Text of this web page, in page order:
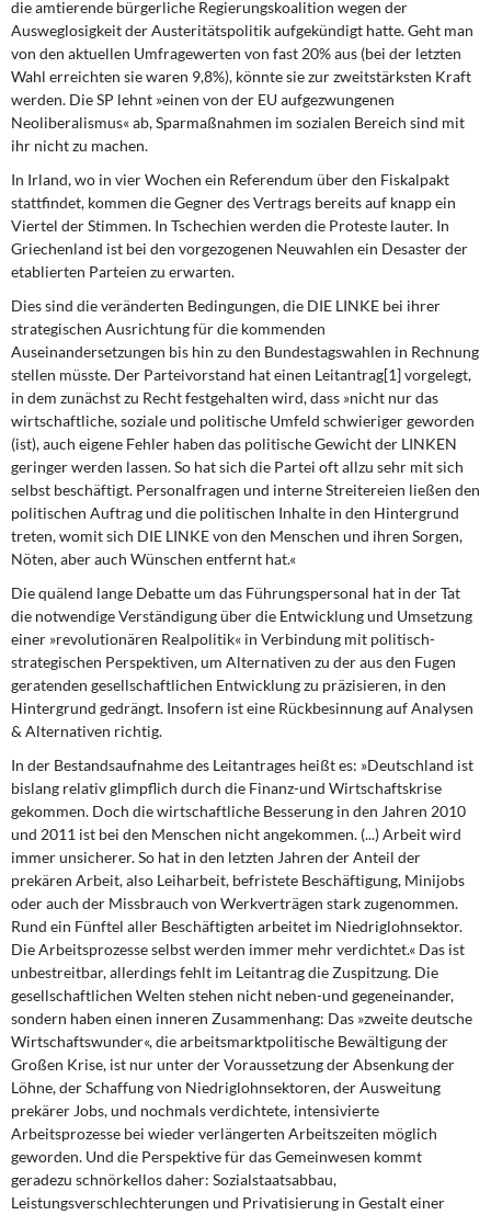
die amtierende bürgerliche Regierungskoalition wegen der
Ausweglosigkeit der Austeritätspolitik aufgekündigt hatte. Geht man
von den aktuellen Umfragewerten von fast 20% aus (bei der letzten
Wahl erreichten sie waren 9,8%), könnte sie zur zweitstärksten Kraft
werden. Die SP lehnt »einen von der EU aufgezwungenen
Neoliberalismus« ab, Sparmaßnahmen im sozialen Bereich sind mit
ihr nicht zu machen.
In Irland, wo in vier Wochen ein Referendum über den Fiskalpakt
stattfindet, kommen die Gegner des Vertrags bereits auf knapp ein
Viertel der Stimmen. In Tschechien werden die Proteste lauter. In
Griechenland ist bei den vorgezogenen Neuwahlen ein Desaster der
etablierten Parteien zu erwarten.
Dies sind die veränderten Bedingungen,die DIE LINKE bei ihrer
strategischen Ausrichtung für die kommenden
Auseinandersetzungen bis hin zu den Bundestagswahlen in Rechnung
stellen müsste. Der Parteivorstand hat einen Leitantrag[1] vorgelegt,
in dem zunächst zu Recht festgehalten wird, dass »nicht nur das
wirtschaftliche, soziale und politische Umfeld schwieriger geworden
(ist), auch eigene Fehler haben das politische Gewicht der LINKEN
geringer werden lassen. So hat sich die Partei oft allzu sehr mit sich
selbst beschäftigt. Personalfragen und interne Streitereien ließen den
politischen Auftrag und die politischen Inhalte in den Hintergrund
treten, womit sich DIE LINKE von den Menschen und ihren Sorgen,
Nöten, aber auch Wünschen entfernt hat.«
Die quälend lange Debatte um das Führungspersonal hat in der Tat
die notwendige Verständigung über die Entwicklung und Umsetzung
einer »revolutionären Realpolitik« in Verbindung mit politisch-
strategischen Perspektiven, um Alternativen zu der aus den Fugen
geratenden gesellschaftlichen Entwicklung zu präzisieren, in den
Hintergrund gedrängt. Insofern ist eine Rückbesinnung auf Analysen
& Alternativen richtig.
In der Bestandsaufnahme des Leitantrages heißt es: »Deutschland ist
bislang relativ glimpflich durch die Finanz-und Wirtschaftskrise
gekommen. Doch die wirtschaftliche Besserung in den Jahren 2010
und 2011 ist bei den Menschen nicht angekommen. (...) Arbeit wird
immer unsicherer. So hat in den letzten Jahren der Anteil der
prekären Arbeit, also Leiharbeit, befristete Beschäftigung, Minijobs
oder auch der Missbrauch von Werkverträgen stark zugenommen.
Rund ein Fünftel aller Beschäftigten arbeitet im Niedriglohnsektor.
Die Arbeitsprozesse selbst werden immer mehr verdichtet.« Das ist
unbestreitbar, allerdings fehlt im Leitantrag die Zuspitzung. Die
gesellschaftlichen Welten stehen nicht neben-und gegeneinander,
sondern haben einen inneren Zusammenhang: Das »zweite deutsche
Wirtschaftswunder«, die arbeitsmarktpolitische Bewältigung der
Großen Krise, ist nur unter der Voraussetzung der Absenkung der
Löhne, der Schaffung von Niedriglohnsektoren, der Ausweitung
prekärer Jobs, und nochmals verdichtete, intensivierte
Arbeitsprozesse bei wieder verlängerten Arbeitszeiten möglich
geworden. Und die Perspektive für das Gemeinwesen kommt
geradezu schnörkellos daher: Sozialstaatsabbau,
Leistungsverschlechterungen und Privatisierung in Gestalt einer